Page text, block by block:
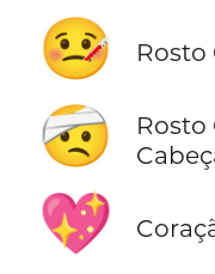
🤒
🤕
Rosto
💖